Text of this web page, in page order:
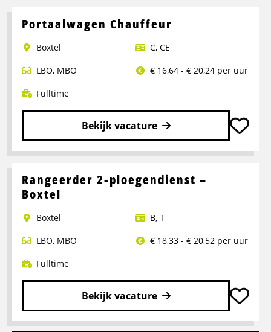
over
CE
Portaalwagen Chauffeur
Boxtel C, CE
LBO, MBO
€ 16,64 - € 20,24 per uur
Fulltime
Bekijk vacature
Lees
over
Portaalwagen
Rangeerder 2-ploegendienst –
Boxtel
Boxtel B, T
LBO, MBO
€ 18,33 - € 20,52 per uur
Fulltime
Bekijk vacature
Lees